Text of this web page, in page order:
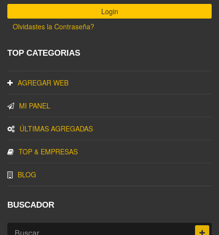
Olvidastes la Contraseña?
TOP CATEGORIAS
AGREGAR WEB
MI PANEL
ÚLTIMAS AGREGADAS
TOP & EMPRESAS
BLOG
BUSCADOR